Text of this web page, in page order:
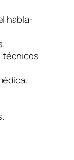
habla-
técnicos